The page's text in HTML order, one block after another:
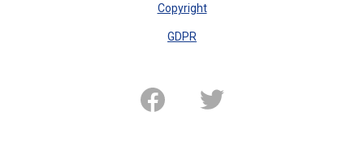
Copyright
GDPR